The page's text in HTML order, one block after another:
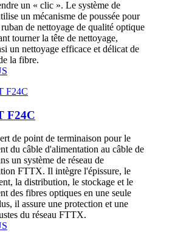
un « clic ». Le système de
un mécanisme de poussée pour
de nettoyage de qualité optique
tourner la tête de nettoyage,
un nettoyage efficace et délicat de
la fibre.
F24C
de point de terminaison pour le
du câble d'alimentation au câble de
un système de réseau de
FTTX. Il intègre l'épissure, le
la distribution, le stockage et le
des fibres optiques en une seule
il assure une protection et une
du réseau FTTX.